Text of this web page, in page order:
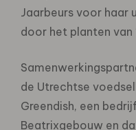
Jaarbeurs voor haar
door het planten van
de Utrechtse
Greendish, een
Beatrixgebouw en